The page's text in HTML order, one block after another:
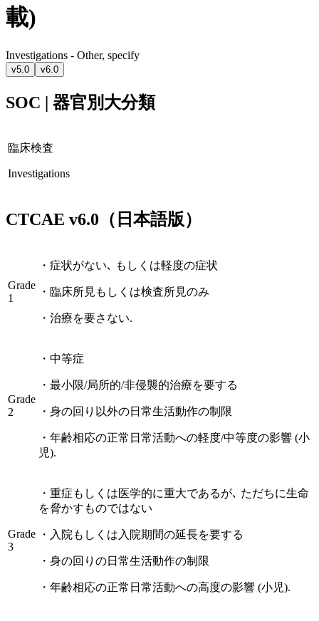
載)
Investigations - Other, specify
v5.0 v6.0
SOC | 器官別大分類
臨床検査
Investigations
CTCAE v6.0 （日本語版）
Grade
1
・ 症状がない､ もしくは軽度の症状
・ 臨床所見もしくは検査所見のみ
・ 治療を要さない.
Grade
2
・ 中等症
・ 最小限/局所的/非侵襲的治療を要する
・ 身の回り以外の日常生活動作の制限
・ 年齢相応の正常日常活動への軽度/中等度の影響 (小
児).
Grade
3
・ 重症もしくは医学的に重大であるが､ ただちに生命
を脅かすものではない
・ 入院もしくは入院期間の延長を要する
・ 身の回りの日常生活動作の制限
・ 年齢相応の正常日常活動への高度の影響 (小児).